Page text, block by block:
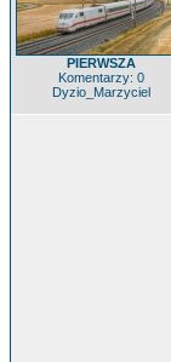
PIERWSZA
Komentarzy: 0
Dyzio_Marzyciel